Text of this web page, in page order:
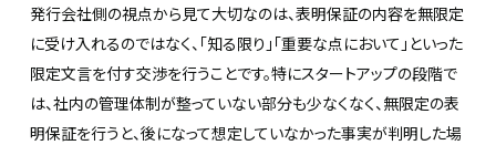
発行会社側の視点から見て大切なのは、表明保証の内容を無限定
に受け入れるのではなく、「知る限り」「重要な点において」といった
限定文言を付す交渉を行うことです。特にスタートアップの段階で
は、社内の管理体制が整っていない部分も少なくなく、無限定の表
明保証を行うと、後になって想定していなかった事実が判明した場